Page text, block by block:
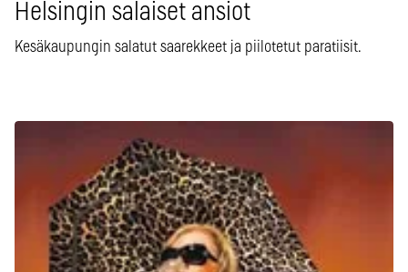
Helsingin salaiset ansiot
Kesäkaupungin salatut saarekkeet ja piilotetut paratiisit.